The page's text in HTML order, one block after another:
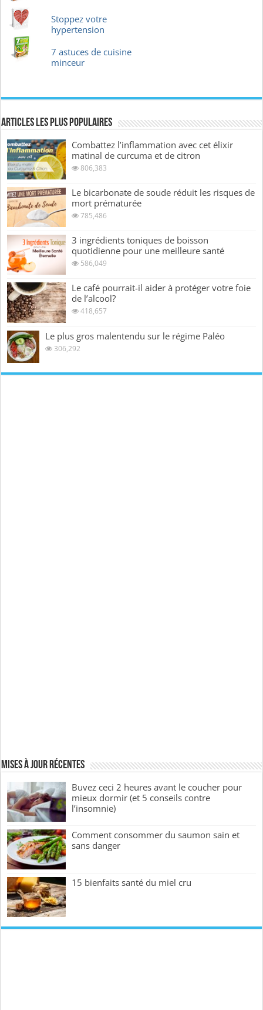
Stoppez votre
hypertension
7 astuces de cuisine
minceur
Articles les plus Populaires
Combattez l’inflammation avec cet élixir
matinal de curcuma et de citron
806,383
Le bicarbonate de soude réduit les risques de
mort prématurée
785,486
3 ingrédients toniques de boisson
quotidienne pour une meilleure santé
586,049
Le café pourrait-il aider à protéger votre foie
de l’alcool?
418,657
Le plus gros malentendu sur le régime Paléo
306,292
Mises à jour récentes
Buvez ceci 2 heures avant le coucher pour
mieux dormir (et 5 conseils contre
l’insomnie)
Comment consommer du saumon sain et
sans danger
15 bienfaits santé du miel cru